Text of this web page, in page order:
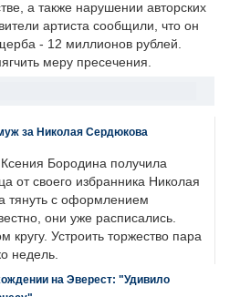
а также нарушении авторских
артиста сообщили, что он
- 12 миллионов рублей.
меру пресечения.
за Николая Сердюкова
Бородина получила
от своего избранника Николая
тянуть с оформлением
они уже расписались.
кругу. Устроить торжество пара
недель.
на Эверест: "Удивило